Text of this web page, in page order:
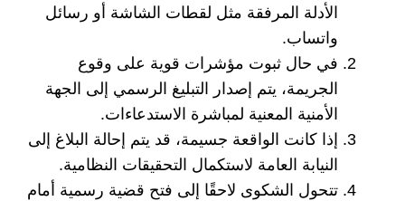
الأدلة المرفقة مثل لقطات الشاشة أو رسائل
واتساب.
في حال ثبوت مؤشرات قوية على وقوع
الجريمة، يتم إصدار التبليغ الرسمي إلى الجهة
الأمنية المعنية لمباشرة الاستدعاءات.
إذا كانت الواقعة جسيمة، قد يتم إحالة البلاغ إلى
النيابة العامة لاستكمال التحقيقات النظامية.
تتحول الشكوى لاحقًا إلى فتح قضية رسمية أمام